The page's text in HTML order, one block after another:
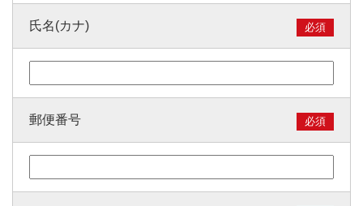
氏名(カナ) 必須
郵便番号 必須